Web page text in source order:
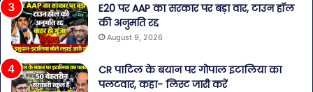
E20 पर AAP का सरकार पर बड़ा वार, टाउन हॉल
की अनुमति रद्द
August 9, 2026
CR पाटिल के बयान पर गोपाल इटालिया का
पलटवार, कहा- लिस्ट जारी करें